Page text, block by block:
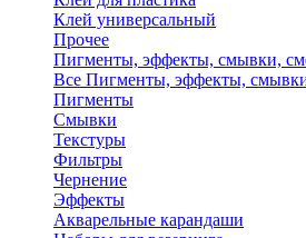
Клей универсальный
Прочее
Пигменты, эффекты, смывки,
Все Пигменты, эффекты,
Пигменты
Смывки
Текстуры
Фильтры
Чернение
Эффекты
Акварельные карандаши